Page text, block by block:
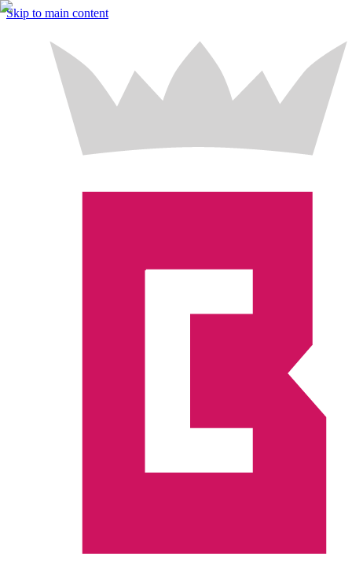
Skip to main content